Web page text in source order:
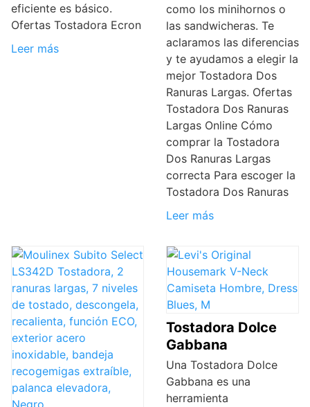
eficiente es básico.
Ofertas Tostadora Ecron
Leer más
como los minihornos o
las sandwicheras. Te
aclaramos las diferencias
y te ayudamos a elegir la
mejor Tostadora Dos
Ranuras Largas. Ofertas
Tostadora Dos Ranuras
Largas Online Cómo
comprar la Tostadora
Dos Ranuras Largas
correcta Para escoger la
Tostadora Dos Ranuras
Leer más
Tostadora Dolce
Gabbana
Una Tostadora Dolce
Gabbana es una
herramienta